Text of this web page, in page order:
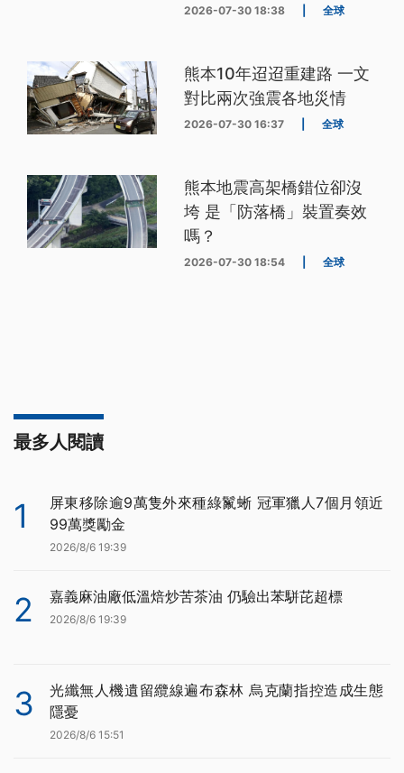
2026-07-30 18:38 全球
熊本10年迢迢重建路 一文
對比兩次強震各地災情
2026-07-30 16:37 全球
熊本地震高架橋錯位卻沒
垮 是「防落橋」裝置奏效
嗎？
2026-07-30 18:54 全球
最多人閱讀
1
屏東移除逾9萬隻外來種綠鬣蜥 冠軍獵人7個月領近
99萬獎勵金
2026/8/6 19:39
2 嘉義麻油廠低溫焙炒苦茶油 仍驗出苯駢芘超標
2026/8/6 19:39
3
光纖無人機遺留纜線遍布森林 烏克蘭指控造成生態
隱憂
2026/8/6 15:51